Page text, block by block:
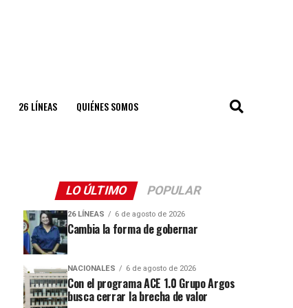
26 LÍNEAS QUIÉNES SOMOS
LO ÚLTIMO POPULAR
26 LÍNEAS 6 de agosto de 2026
Cambia la forma de gobernar
NACIONALES 6 de agosto de 2026
Con el programa ACE 1.0 Grupo Argos
busca cerrar la brecha de valor